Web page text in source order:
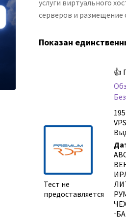
услуги виртуального
серверов и размещение
Показан
Тест не
предоставляется
👍
⋅